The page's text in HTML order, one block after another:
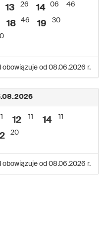
13 26 14 06 46
18 46 19 30
obowiązuje od 08.06.2026 r.
12 11 14 11
20
obowiązuje od 08.06.2026 r.